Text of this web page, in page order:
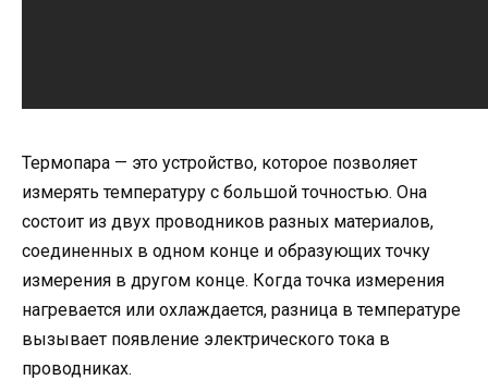
Термопара — это устройство, которое позволяет
измерять температуру с большой точностью. Она
состоит из двух проводников разных материалов,
соединенных в одном конце и образующих точку
измерения в другом конце. Когда точка измерения
нагревается или охлаждается, разница в температуре
вызывает появление электрического тока в
проводниках.